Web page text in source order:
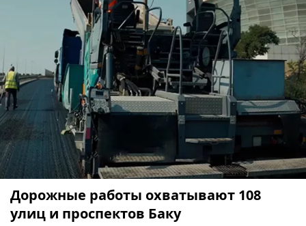
Дорожные работы охватывают 108
улиц и проспектов Баку